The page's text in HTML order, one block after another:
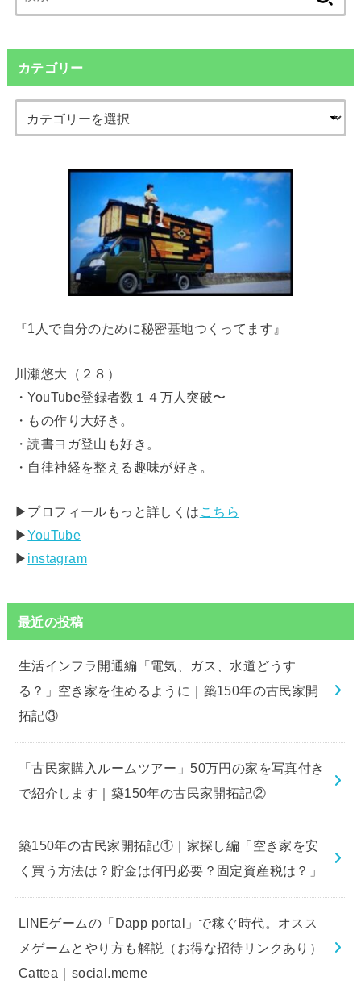
索:
カテゴリー
『1人で自分のために秘密基地つくってます』
川瀬悠大（２８）
・YouTube登録者数１４万人突破〜
・もの作り大好き。
・読書ヨガ登山も好き。
・自律神経を整える趣味が好き。
▶︎プロフィールもっと詳しくは こちら
▶︎YouTube
▶︎ instagram
最近の投稿
生活インフラ開通編「電気、ガス、水道どうす
る？」空き家を住めるように｜築150年の古民家開
拓記③
「古民家購入ルームツアー」50万円の家を写真付き
で紹介します｜築150年の古民家開拓記②
築150年の古民家開拓記①｜家探し編「空き家を安
く買う方法は？貯金は何円必要？固定資産税は？」
LINEゲームの「Dapp portal」で稼ぐ時代。オスス
メゲームとやり方も解説（お得な招待リンクあり）
Cattea｜social.meme